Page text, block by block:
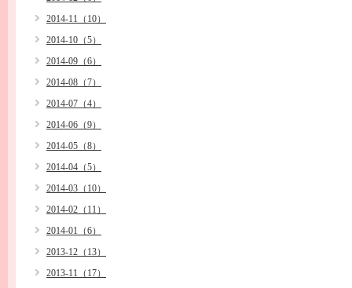
2014-11（10）
2014-10（5）
2014-09（6）
2014-08（7）
2014-07（4）
2014-06（9）
2014-05（8）
2014-04（5）
2014-03（10）
2014-02（11）
2014-01（6）
2013-12（13）
2013-11（17）